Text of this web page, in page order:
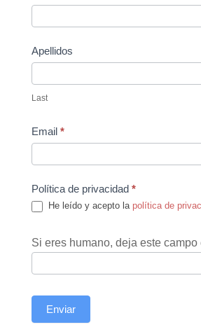
Apellidos
Last
Email *
Política de privacidad *
He leído y acepto la política de
Si eres humano, deja este campo
Enviar